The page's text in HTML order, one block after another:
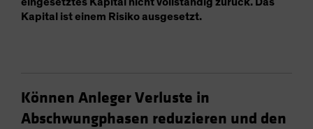
Kapital ist einem Risiko ausgesetzt.
Können Anleger Verluste in
Abschwungphasen reduzieren und den